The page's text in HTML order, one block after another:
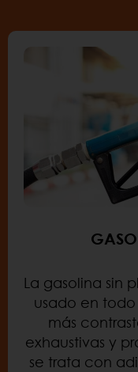
La gasolina sin
usado en
más
exhaustivas y
se trata con